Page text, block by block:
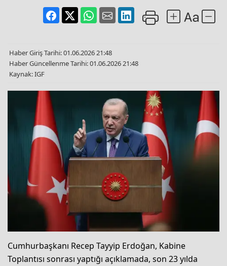
Haber Giriş Tarihi: 01.06.2026 21:48
Haber Güncellenme Tarihi: 01.06.2026 21:48
Kaynak: IGF
Cumhurbaşkanı Recep Tayyip Erdoğan, Kabine
Toplantısı sonrası yaptığı açıklamada, son 23 yılda